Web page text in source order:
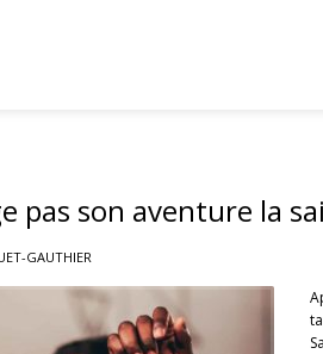
pas son aventure la
GAUTHIER